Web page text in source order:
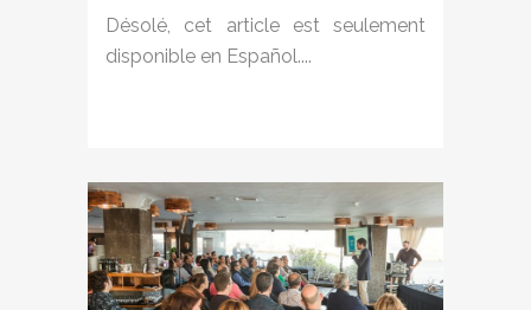
Désolé, cet article est seulement
disponible en Español....